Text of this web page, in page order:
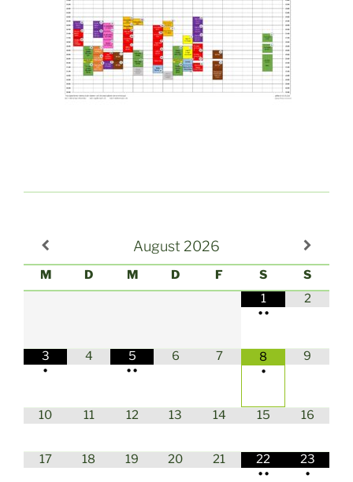
August 2026
M D M D F S
S
1
••
2
3
•
4
5
••
6 7
8
•
9
10 11 12 13 14 15 16
17 18 19 20 21
22
••
23
•